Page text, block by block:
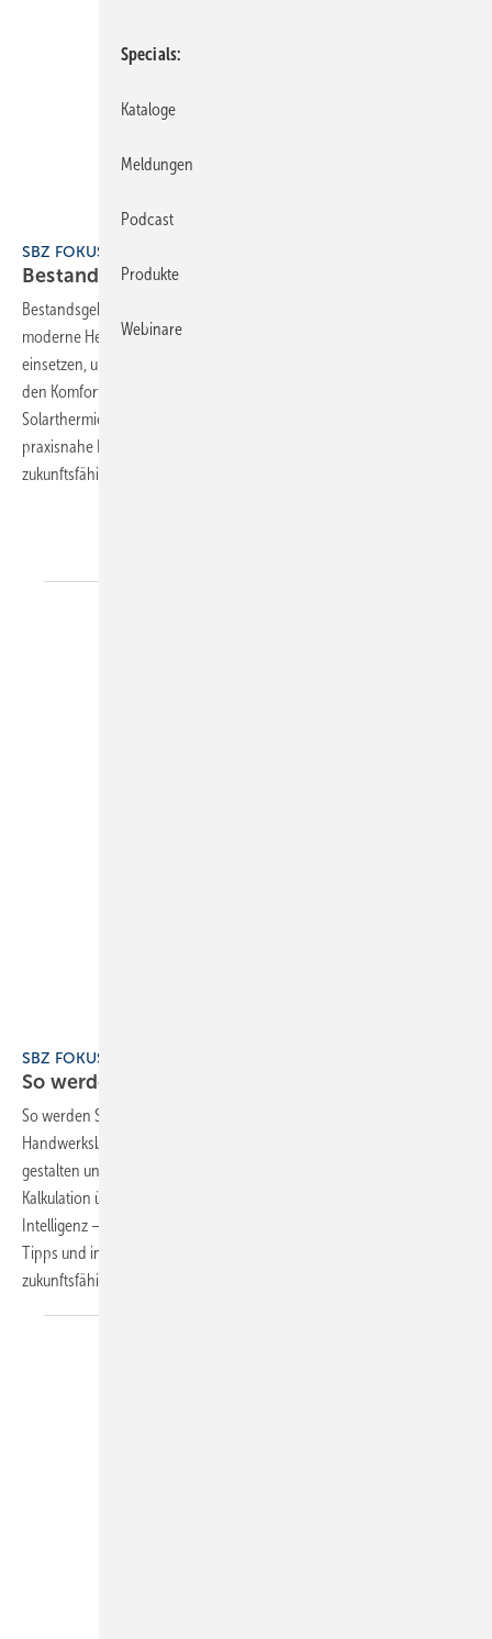
SBZ FOKUS Bestandsgebäude 2025
Bestandsgebäude energieeffizient
Bestandsgebäude energieeffizient beheizen zeigt, wie SHK-Betriebe
moderne Heiztechnik, erneuerbare Energien und digitale Tools
einsetzen, um Energie zu sparen, CO₂-Emissionen zu reduzieren und
den Komfort für Bewohner zu erhöhen. Ob Wärmepumpe im Altbau,
Solarthermie, smarte Messsysteme oder kommunale Wärmeplanung –
praxisnahe Beispiele und Expertentipps machen das Heizen
zukunftsfähig und
SBZ FOKUS Digitalisierung 2025
So werden SHK-Betriebe digital gut
So werden SHK-Betriebe digital gut gemanagt zeigt, wie SHK-
Handwerksbetriebe ihre Abläufe modernisieren, Prozesse effizient
gestalten und Kundenbeziehungen digital stärken. Von smarter
Kalkulation über innovative Kundenberatung bis hin zu künstlicher
Intelligenz – dieser SBZ-Fokus liefert praxisnahe Einblicke, hilfreiche
Tipps und inspirierende Erfolgsbeispiele, damit SHK-Betriebe
zukunftsfähig
Specials
Kataloge
Meldungen
Podcast
Produkte
Webinare